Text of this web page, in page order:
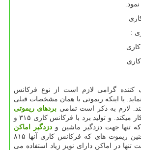
:
گرامی لازم است از نوع فرکانس
یا اینکه ریموتی با همان مشخصات قبلی
لازم به ذکر است تمامی بردهای ریموتی
جدید با فرکانس ۴۳۳ کار میکند. و تولید برد با فرکانس کاری ۳۱۵ و
دزدگیر اماکن
استفاده می شود. همچنین ریموت های که فرکانس کاری آنها ۸۱۵
تنها در اماکن دارای نویز زیاد استفاده می